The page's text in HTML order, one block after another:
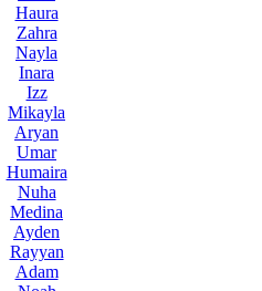
Haura
Zahra
Nayla
Inara
Izz
Mikayla
Aryan
Umar
Humaira
Nuha
Medina
Ayden
Rayyan
Adam